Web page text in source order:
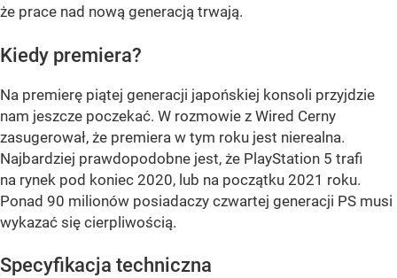
że prace nad nową generacją trwają.
Kiedy premiera?
Na premierę piątej generacji japońskiej konsoli przyjdzie
nam jeszcze poczekać. W rozmowie z Wired Cerny
zasugerował, że premiera w tym roku jest nierealna.
Najbardziej prawdopodobne jest, że PlayStation 5 trafi
na rynek pod koniec 2020, lub na początku 2021 roku.
Ponad 90 milionów posiadaczy czwartej generacji PS musi
wykazać się cierpliwością.
Specyfikacja techniczna